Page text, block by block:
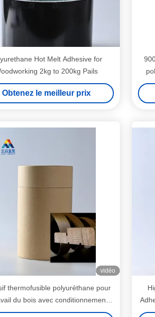
Hot Melt Adhesive for
2kg to 200kg Pails
Obtenez le meilleur prix
vidéo
thermofusible polyuréthane pour
du bois avec conditionnement
200kg et température de service
for